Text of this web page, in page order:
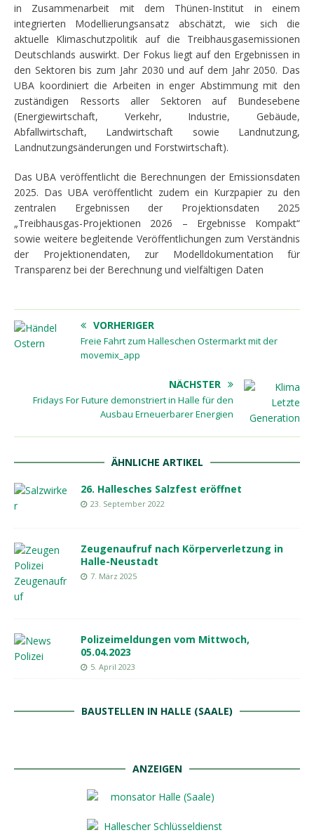
in Zusammenarbeit mit dem Thünen-Institut in einem
integrierten Modellierungsansatz abschätzt, wie sich die
aktuelle Klimaschutzpolitik auf die Treibhausgasemissionen
Deutschlands auswirkt. Der Fokus liegt auf den Ergebnissen in
den Sektoren bis zum Jahr 2030 und auf dem Jahr 2050. Das
UBA koordiniert die Arbeiten in enger Abstimmung mit den
zuständigen Ressorts aller Sektoren auf Bundesebene
(Energiewirtschaft, Verkehr, Industrie, Gebäude,
Abfallwirtschaft, Landwirtschaft sowie Landnutzung,
Landnutzungsänderungen und Forstwirtschaft).
Das UBA veröffentlicht die Berechnungen der Emissionsdaten
2025. Das UBA veröffentlicht zudem ein Kurzpapier zu den
zentralen Ergebnissen der Projektionsdaten 2025
„Treibhausgas-Projektionen 2026 – Ergebnisse Kompakt“
sowie weitere begleitende Veröffentlichungen zum Verständnis
der Projektionendaten, zur Modelldokumentation für
Transparenz bei der Berechnung und vielfältigen Daten
VORHERIGER
Freie Fahrt zum Halleschen Ostermarkt mit der
movemix_app
NÄCHSTER
Fridays For Future demonstriert in Halle für den
Ausbau Erneuerbarer Energien
ÄHNLICHE ARTIKEL
26. Hallesches Salzfest eröffnet
23. September 2022
Zeugenaufruf nach Körperverletzung in
Halle-Neustadt
7. März 2025
Polizeimeldungen vom Mittwoch,
05.04.2023
5. April 2023
BAUSTELLEN IN HALLE (SAALE)
ANZEIGEN